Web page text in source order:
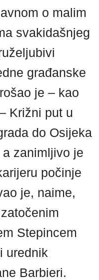
o malim
svakidašnjeg
građanske
je – kao
Križni put u
do Osijeka
zanimljivo je
počinje
je, naime,
Stepincem
urednik
Barbieri.